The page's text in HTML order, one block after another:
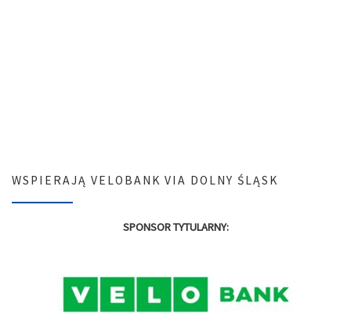
WSPIERAJĄ VELOBANK VIA DOLNY ŚLĄSK
SPONSOR TYTULARNY: